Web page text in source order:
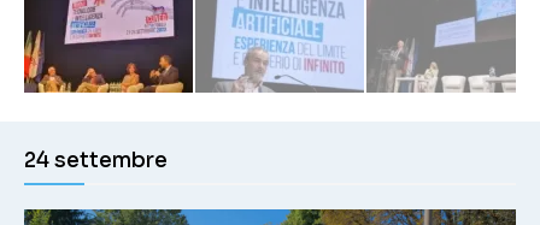
24 settembre